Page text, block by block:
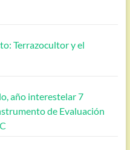
Terrazocultor y el
año interestelar 7
de Evaluación